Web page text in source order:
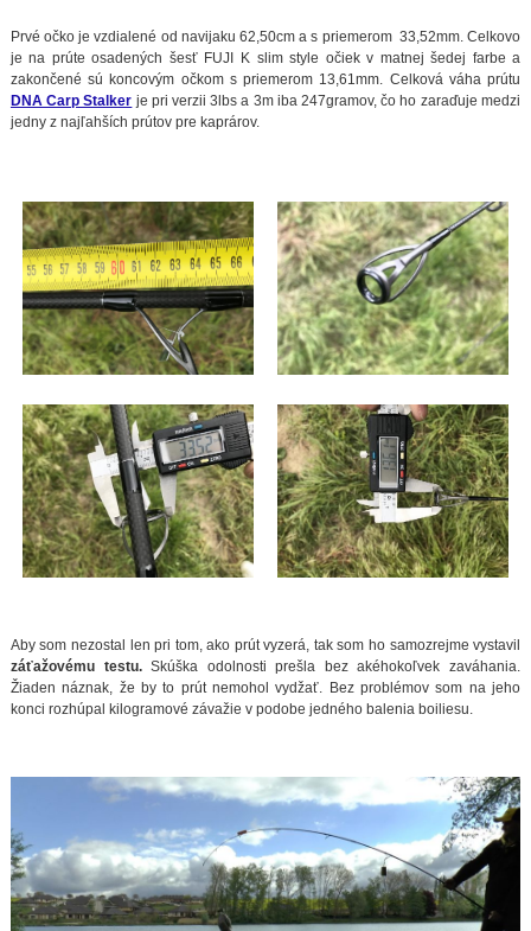
Prvé očko je vzdialené od navijaku 62,50cm a s priemerom 33,52mm. Celkovo
je na prúte osadených šesť FUJI K slim style očiek v matnej šedej farbe a
zakončené sú koncovým očkom s priemerom 13,61mm. Celková váha prútu
DNA Carp Stalker je pri verzii 3lbs a 3m iba 247gramov, čo ho zaraďuje medzi
jedny z najľahších prútov pre kaprárov.
Aby som nezostal len pri tom, ako prút vyzerá, tak som ho samozrejme vystavil
záťažovému testu.Skúška odolnosti prešla bez akéhokoľvek zaváhania.
Žiaden náznak, že by to prút nemohol vydžať. Bez problémov som na jeho
konci rozhúpal kilogramové závažie v podobe jedného balenia boiliesu.